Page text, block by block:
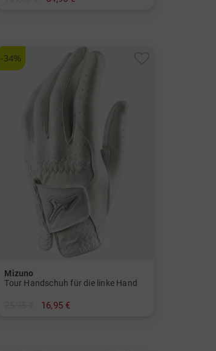
-34%
Mizuno
Tour Handschuh für die linke Hand
16,95 €